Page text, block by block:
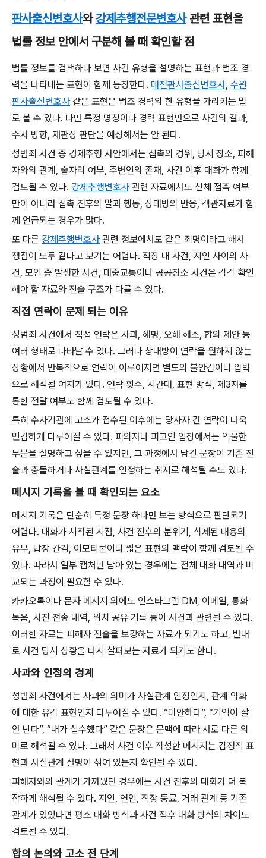
판사출신변호사와강제추행전문변호사관련 표현을
법률 정보 안에서 구분해 볼 때 확인할 점
법률 정보를 검색하다 보면 사건 유형을 설명하는 표현과 법조 경
력을 나타내는 표현이 함께 등장한다. 대전판사출신변호사, 수원
판사출신변호사 같은 표현은 법조 경력의 한 유형을 가리키는 말
로 볼 수 있다. 다만 특정 명칭이나 경력 표현만으로 사건의 결과,
수사 방향, 재판상 판단을 예상해서는 안 된다.
성범죄 사건 중 강제추행 사안에서는 접촉의 경위, 당시 장소, 피해
자와의 관계, 술자리 여부, 주변인의 존재, 사건 이후 대화가 함께
검토될 수 있다. 강제추행변호사 관련 자료에서도 신체 접촉 여부
만이 아니라 접촉 전후의 말과 행동, 상대방의 반응, 객관자료가 함
께 언급되는 경우가 많다.
또 다른 강제추행변호사 관련 정보에서도 같은 죄명이라고 해서
쟁점이 모두 같다고 보기는 어렵다. 직장 내 사건, 지인 사이의 사
건, 모임 중 발생한 사건, 대중교통이나 공공장소 사건은 각각 확인
해야 할 자료와 진술 구조가 다를 수 있다.
직접 연락이 문제 되는 이유
성범죄 사건에서 직접 연락은 사과, 해명, 오해 해소, 합의 제안 등
여러 형태로 나타날 수 있다. 그러나 상대방이 연락을 원하지 않는
상황에서 반복적으로 연락이 이루어지면 별도의 불안감이나 압박
으로 해석될 여지가 있다. 연락 횟수, 시간대, 표현 방식, 제3자를
통한 전달 여부도 함께 검토될 수 있다.
특히 수사기관에 고소가 접수된 이후에는 당사자 간 연락이 더욱
민감하게 다루어질 수 있다. 피의자나 피고인 입장에서는 억울한
부분을 설명하고 싶을 수 있지만, 그 과정에서 남긴 문장이 기존 진
술과 충돌하거나 사실관계를 인정하는 취지로 해석될 수도 있다.
메시지 기록을 볼 때 확인되는 요소
메시지 기록은 단순히 특정 문장 하나만 보는 방식으로 판단되기
어렵다. 대화가 시작된 시점, 사건 전후의 분위기, 삭제된 내용의
유무, 답장 간격, 이모티콘이나 짧은 표현의 맥락이 함께 검토될 수
있다. 따라서 일부 캡처만 남아 있는 경우에는 전체 대화 내역과 비
교되는 과정이 필요할 수 있다.
카카오톡이나 문자 메시지 외에도 인스타그램 DM, 이메일, 통화
녹음, 사진 전송 내역, 위치 공유 기록 등이 사건과 관련될 수 있다.
이러한 자료는 피해자 진술을 보강하는 자료가 되기도 하고, 반대
로 사건 당시 상황을 다시 살펴보는 자료가 되기도 한다.
사과와 인정의 경계
성범죄 사건에서는 사과의 의미가 사실관계 인정인지, 관계 악화
에 대한 유감 표현인지 다투어질 수 있다. “미안하다”, “기억이 잘
안 난다”, “내가 실수했다” 같은 문장은 문맥에 따라 서로 다른 의
미로 해석될 수 있다. 그래서 사건 이후 작성한 메시지는 감정적 표
현과 사실관계 설명이 섞여 있는지 확인될 수 있다.
피해자와의 관계가 가까웠던 경우에는 사건 전후의 대화가 더 복
잡하게 해석될 수 있다. 지인, 연인, 직장 동료, 거래 관계 등 기존
관계가 있었다면 평소 대화 방식과 사건 직후 대화 방식의 차이도
검토될 수 있다.
합의 논의와 고소 전 단계